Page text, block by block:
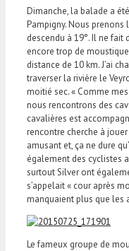
Dimanche, la balade a
Pampigny. Nous
descendu à 19°. Il ne fait
encore trop de
distance de 10 km. J’ai
traverser la rivière le
moitié sec. « Comme
nous rencontrons des
cavalières est
rencontre cherche à jouer
amusant et, ça ne dure
également des cyclistes
surtout Silver ont
s’appelait « cour après
manquaient plus que les
Le fameux groupe de